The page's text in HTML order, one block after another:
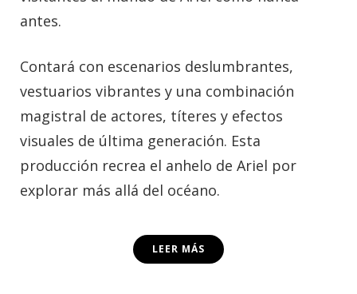
antes.
Contará con escenarios deslumbrantes,
vestuarios vibrantes y una combinación
magistral de actores, títeres y efectos
visuales de última generación. Esta
producción recrea el anhelo de Ariel por
explorar más allá del océano.
LEER MÁS